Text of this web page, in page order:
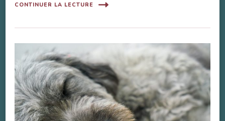
CONTINUER LA LECTURE